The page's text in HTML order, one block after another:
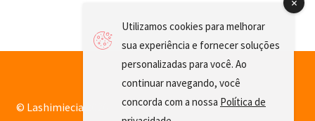
© Lashimiecia 2026
Utilizamos cookies para melhorar
sua experiência e fornecer soluções
personalizadas para você. Ao
continuar navegando, você
concorda com a nossa Política de